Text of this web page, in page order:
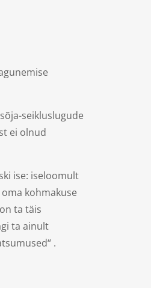
seikluslugude
ei olnud
ise: iseloomult
kohmakuse
ta täis
ta ainult
.